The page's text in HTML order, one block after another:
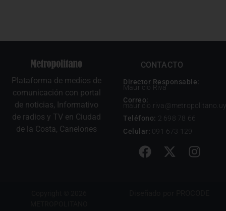
Plataforma de medios de
comunicación con portal
de noticias, Informativo
de radios y TV en Ciudad
de la Costa, Canelones
CONTACTO
Director Responsable:
Mauricio Riva
Correo:
mauricio.riva@metropolitano.uy
Teléfono: 2 698 78 66
Celular: 091 673 129